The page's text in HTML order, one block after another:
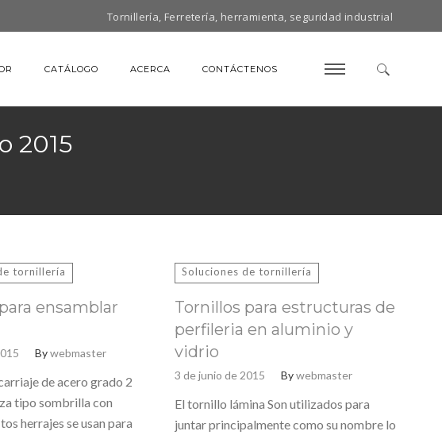
Tornillería, Ferretería, herramienta, seguridad industrial
CATÁLOGO ACERCA CONTÁCTENOS
2015
tornillería
ensamblar
Bywebmaster
de acero grado 2
tipo sombrilla con
herrajes se usan para
Soluciones de tornillería
Tornillos para estructuras de
perfileria en aluminio y
vidrio
3 de junio de 2015 Bywebmaster
El tornillo lámina Son utilizados para
juntar principalmente como su nombre lo